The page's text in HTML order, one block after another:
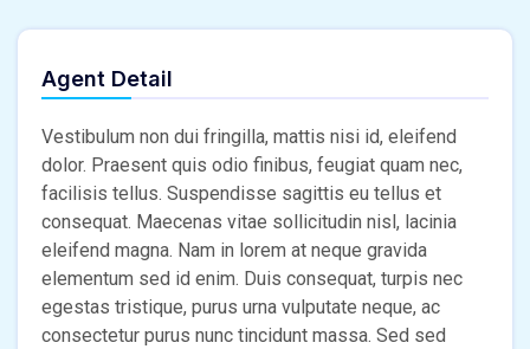
Agent Detail
Vestibulum non dui fringilla, mattis nisi id, eleifend
dolor. Praesent quis odio finibus, feugiat quam nec,
facilisis tellus. Suspendisse sagittis eu tellus et
consequat. Maecenas vitae sollicitudin nisl, lacinia
eleifend magna. Nam in lorem at neque gravida
elementum sed id enim. Duis consequat, turpis nec
egestas tristique, purus urna vulputate neque, ac
consectetur purus nunc tincidunt massa. Sed sed